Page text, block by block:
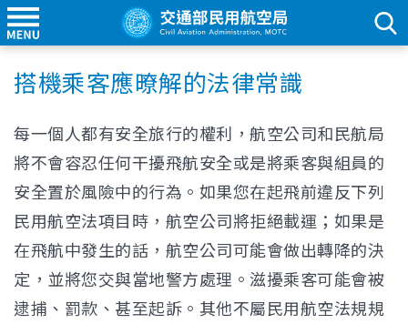
搭機乘客應暸解的法律常識
每一個人都有安全旅行的權利，航空公司和民航局
將不會容忍任何干擾飛航安全或是將乘客與組員的
安全置於風險中的行為。如果您在起飛前違反下列
民用航空法項目時，航空公司將拒絕載運；如果是
在飛航中發生的話，航空公司可能會做出轉降的決
定，並將您交與當地警方處理。滋擾乘客可能會被
逮捕、罰款、甚至起訴。其他不屬民用航空法規規